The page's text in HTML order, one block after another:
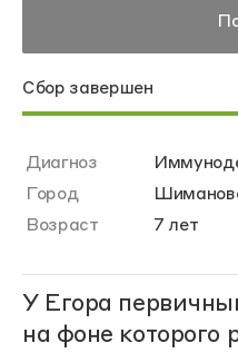
Сбор завершен
Диагноз
Город
Возраст
7 лет
У Егора
на фоне которого